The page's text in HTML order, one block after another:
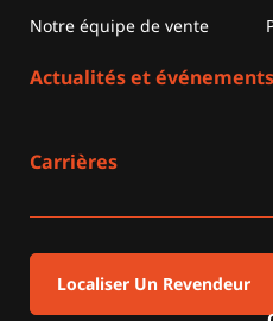
Notre équipe de vente
Actualités et événements
Carrières
Localiser Un Revendeur